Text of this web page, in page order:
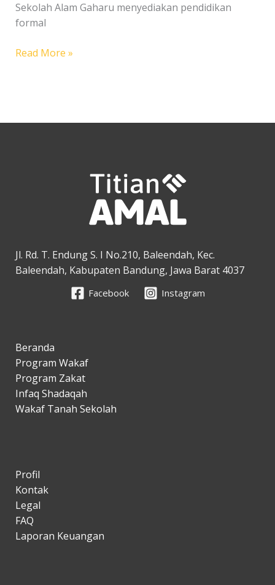
Sekolah Alam Gaharu menyediakan pendidikan
formal
Wakaf
Read More »
Jl. Rd. T. Endung S. I No.210, Baleendah, Kec.
Baleendah, Kabupaten Bandung, Jawa Barat 4037
Facebook Instagram
Beranda
Program Wakaf
Program Zakat
Infaq Shadaqah
Wakaf Tanah Sekolah
Profil
Kontak
Legal
FAQ
Laporan Keuangan